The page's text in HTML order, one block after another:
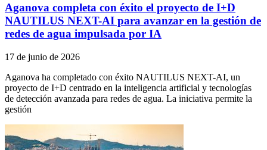
Aganova completa con éxito el proyecto de I+D
NAUTILUS NEXT-AI para avanzar en la gestión de
redes de agua impulsada por IA
17 de junio de 2026
Aganova ha completado con éxito NAUTILUS NEXT-AI, un
proyecto de I+D centrado en la inteligencia artificial y tecnologías
de detección avanzada para redes de agua. La iniciativa permite la
gestión